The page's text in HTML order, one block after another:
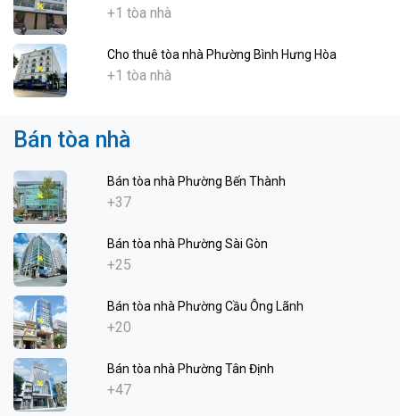
+1 tòa nhà
Cho thuê tòa nhà Phường Bình Hưng Hòa
+1 tòa nhà
Bán tòa nhà
Bán tòa nhà Phường Bến Thành
+37
Bán tòa nhà Phường Sài Gòn
+25
Bán tòa nhà Phường Cầu Ông Lãnh
+20
Bán tòa nhà Phường Tân Định
+47